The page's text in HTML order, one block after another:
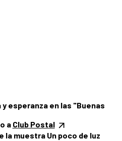
esperanza en las "Buenas
a Club Postal
la muestra Un poco de luz